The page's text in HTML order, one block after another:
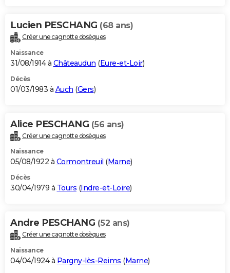
Lucien PESCHANG (68 ans)
Créer une cagnotte obsèques
Naissance
31/08/1914 à Châteaudun (Eure-et-Loir)
Décès
01/03/1983 à Auch (Gers)
Alice PESCHANG (56 ans)
Créer une cagnotte obsèques
Naissance
05/08/1922 à Cormontreuil (Marne)
Décès
30/04/1979 à Tours (Indre-et-Loire)
Andre PESCHANG (52 ans)
Créer une cagnotte obsèques
Naissance
04/04/1924 à Pargny-lès-Reims (Marne)